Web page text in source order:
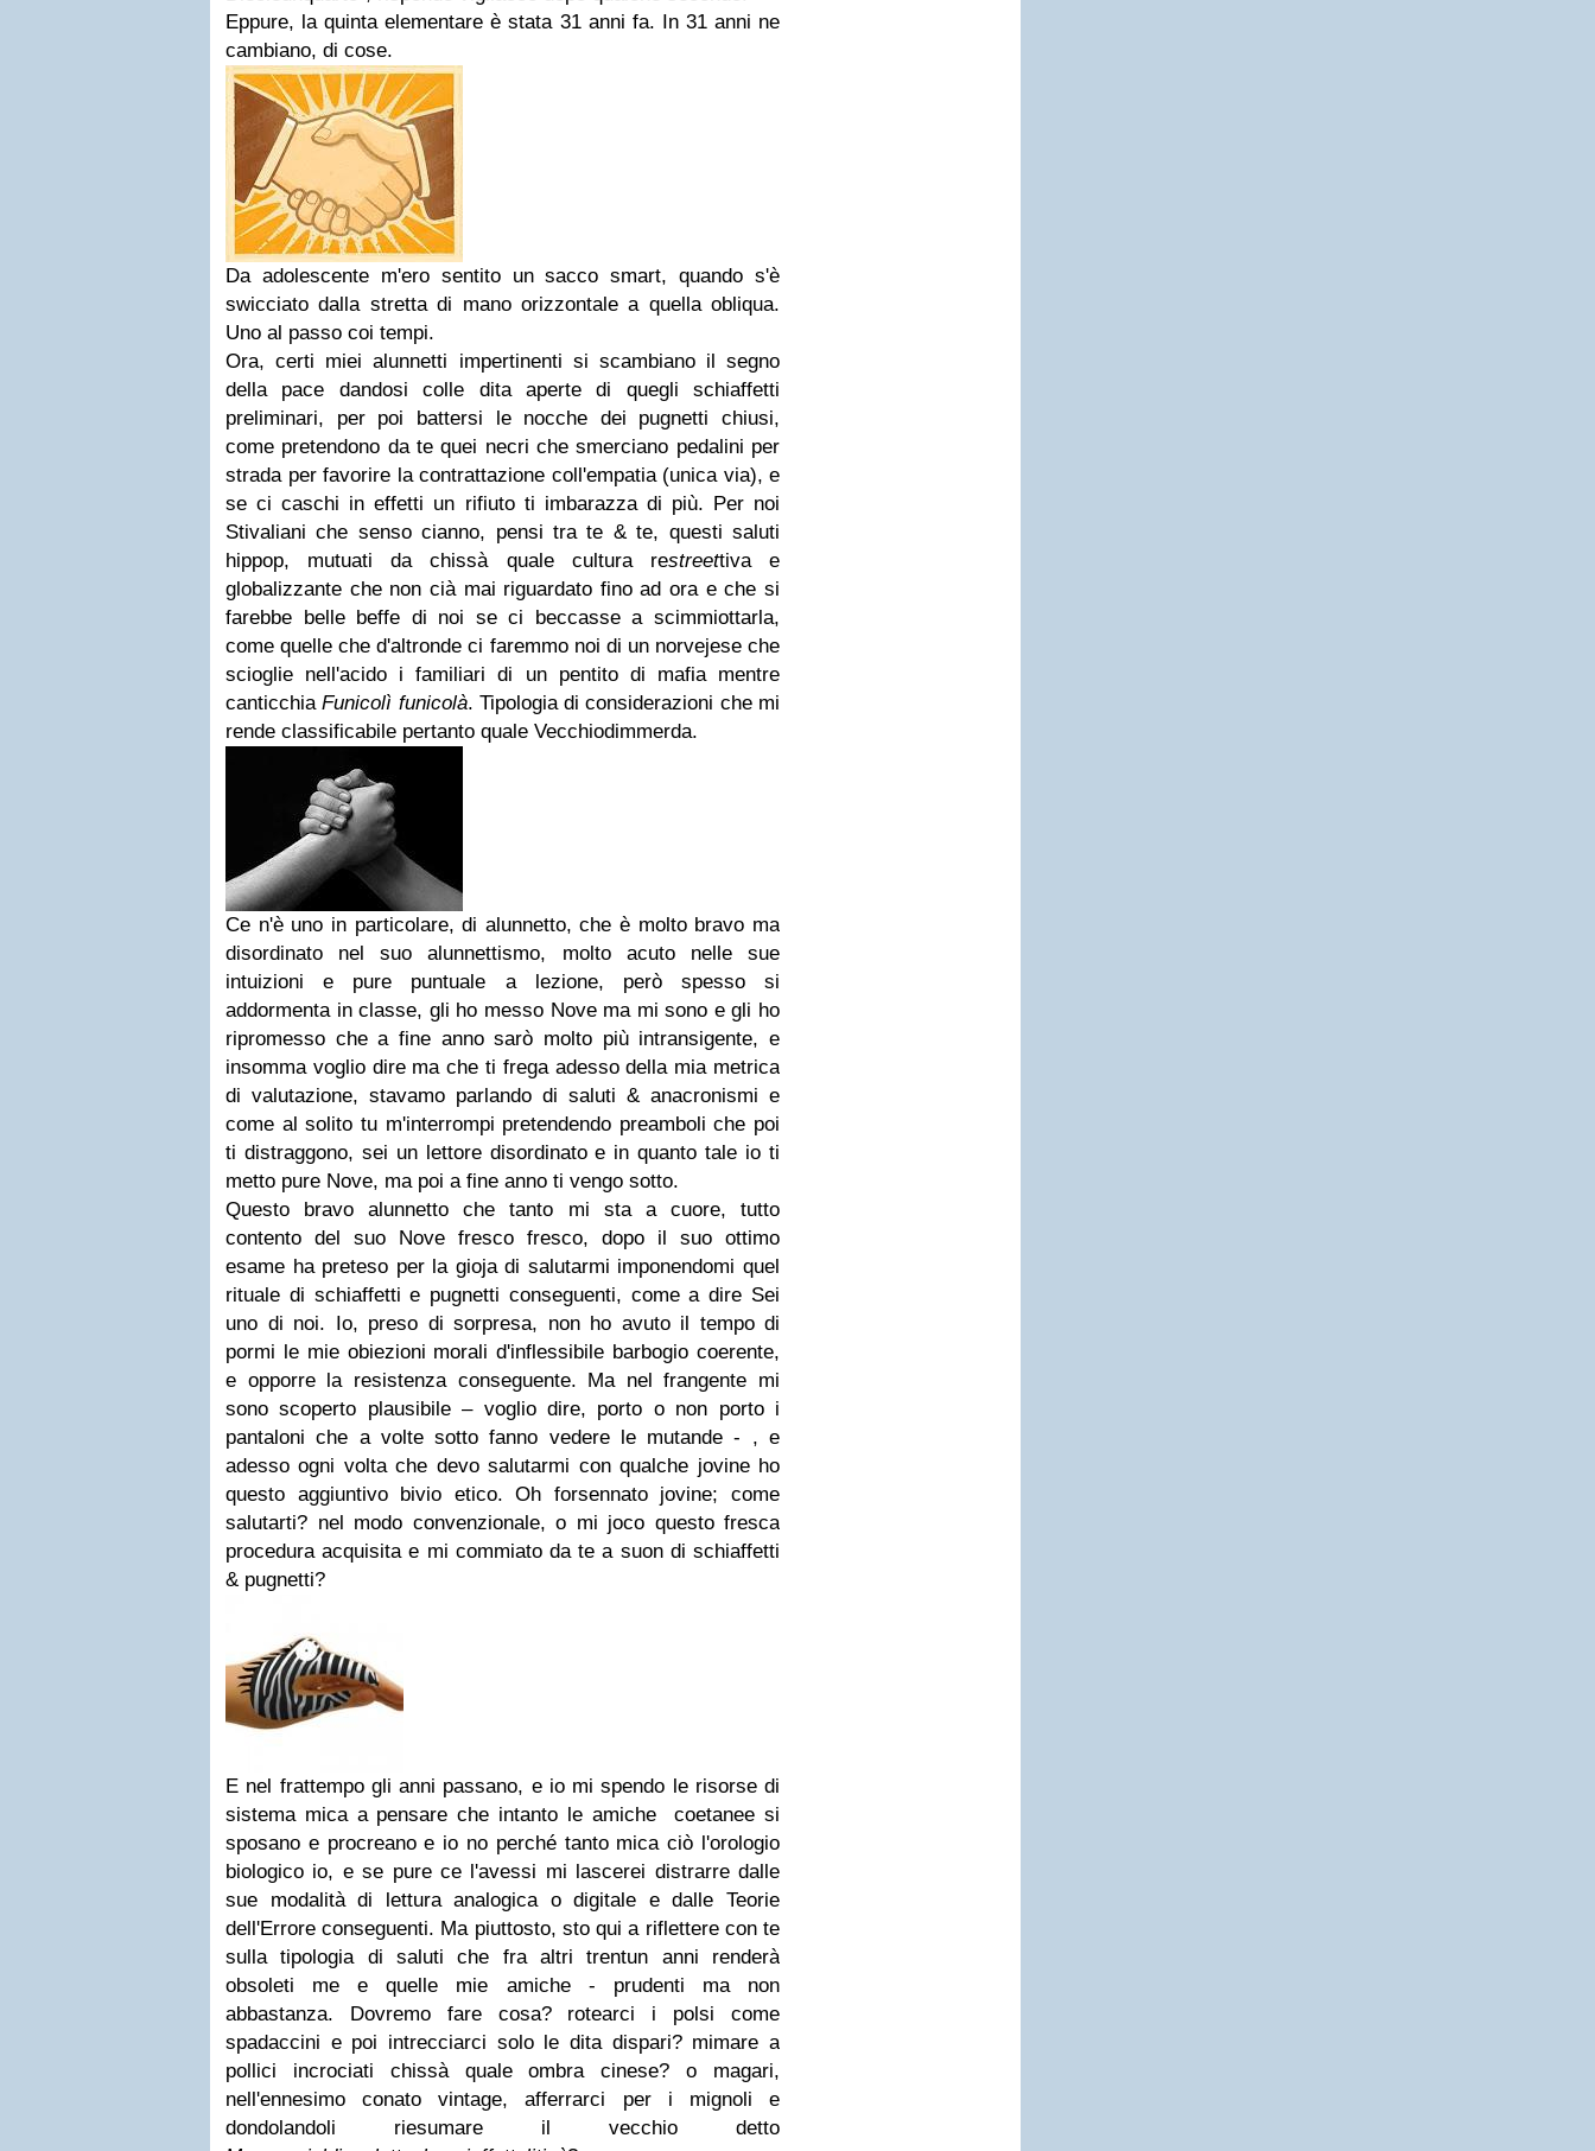
Eppure, la quinta elementare è stata 31 anni fa. In 31 anni ne
cambiano, di cose.
Da adolescente m'ero sentito un sacco smart, quando s'è
swicciato dalla stretta di mano orizzontale a quella obliqua.
Uno al passo coi tempi.
Ora, certi miei alunnetti impertinenti si scambiano il segno
della pace dandosi colle dita aperte di quegli schiaffetti
preliminari, per poi battersi le nocche dei pugnetti chiusi,
come pretendono da te quei necri che smerciano pedalini per
strada per favorire la contrattazione coll'empatia (unica via), e
se ci caschi in effetti un rifiuto ti imbarazza di più. Per noi
Stivaliani che senso cianno, pensi tra te & te, questi saluti
hippop, mutuati da chissà quale cultura restreettiva e
globalizzante che non cià mai riguardato fino ad ora e che si
farebbe belle beffe di noi se ci beccasse a scimmiottarla,
come quelle che d'altronde ci faremmo noi di un norvejese che
scioglie nell'acido i familiari di un pentito di mafia mentre
canticchiaFunicolì funicolà. Tipologia di considerazioni che mi
rende classificabile pertanto quale Vecchiodimmerda.
Ce n'è uno in particolare, di alunnetto, che è molto bravo ma
disordinato nel suo alunnettismo, molto acuto nelle sue
intuizioni e pure puntuale a lezione, però spesso si
addormenta in classe, gli ho messo Nove ma mi sono e gli ho
ripromesso che a fine anno sarò molto più intransigente, e
insomma voglio dire ma che ti frega adesso della mia metrica
di valutazione, stavamo parlando di saluti & anacronismi e
come al solito tu m'interrompi pretendendo preamboli che poi
ti distraggono, sei un lettore disordinato e in quanto tale io ti
metto pure Nove, ma poi a fine anno ti vengo sotto.
Questo bravo alunnetto che tanto mi sta a cuore, tutto
contento del suo Nove fresco fresco, dopo il suo ottimo
esame ha preteso per la giojadi salutarmi imponendomi quel
rituale di schiaffetti e pugnetti conseguenti, come a dire Sei
uno di noi. Io, preso di sorpresa, non ho avuto il tempo di
pormi le mie obiezioni morali d'inflessibile barbogio coerente,
e opporre la resistenzaconseguente. Ma nel frangente mi
sono scoperto plausibile – voglio dire, porto o non porto i
pantaloni che a voltesottofanno vedere le mutande - , e
adesso ogni volta che devo salutarmi con qualche jovine ho
questo aggiuntivobivio etico. Oh forsennato jovine; come
salutarti? nel modo convenzionale, o mi joco questo fresca
procedura acquisita e mi commiato da te a suon di schiaffetti
& pugnetti?
E nel frattempo gli anni passano, e io mi spendo le risorse di
sistema mica a pensare che intanto le amiche coetanee si
sposano e procreano e io no perché tanto mica ciò l'orologio
biologico io, e se pure ce l'avessi mi lascerei distrarre dalle
sue modalità di lettura analogica o digitale e dalle Teorie
dell'Errore conseguenti. Ma piuttosto, sto qui a riflettere con te
sulla tipologia di saluti che fra altri trentun anni renderà
obsoleti me e quelle mie amiche - prudenti ma non
abbastanza. Dovremo fare cosa? rotearci i polsi come
spadaccini e poi intrecciarci solo le dita dispari? mimare a
pollici incrociati chissà quale ombra cinese? o magari,
nell'ennesimo conato vintage, afferrarci per i mignoli e
dondolandoli riesumare il vecchio detto